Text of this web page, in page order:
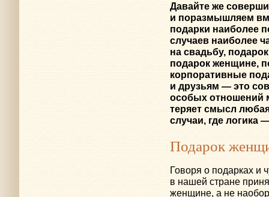
Давайте же
и поразмышляем
подарки наиболее
случаев наиболее
на свадьбу,
подарок женщине,
корпоративные
и друзьям — это
особых отношений
теряет смысл
случаи, где логика
Подарок
Говоря о подарках и
в нашей стране
женщине, а не